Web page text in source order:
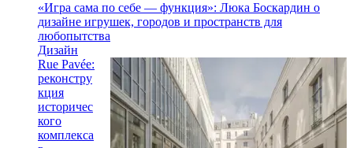
«Игра сама по себе — функция»: Люка Боскардин о
дизайне игрушек, городов и пространств для
любопытства
Дизайн
Rue Pavée:
реконстру
кция
историчес
кого
комплекса